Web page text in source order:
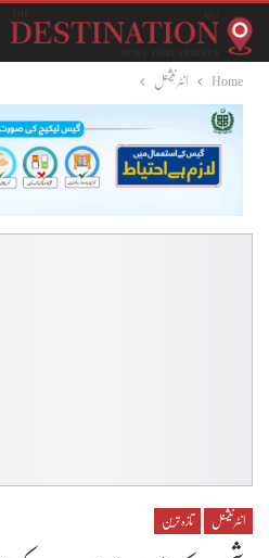
Home انٹرنیشنل
انٹرنیشنل تازہ ترین